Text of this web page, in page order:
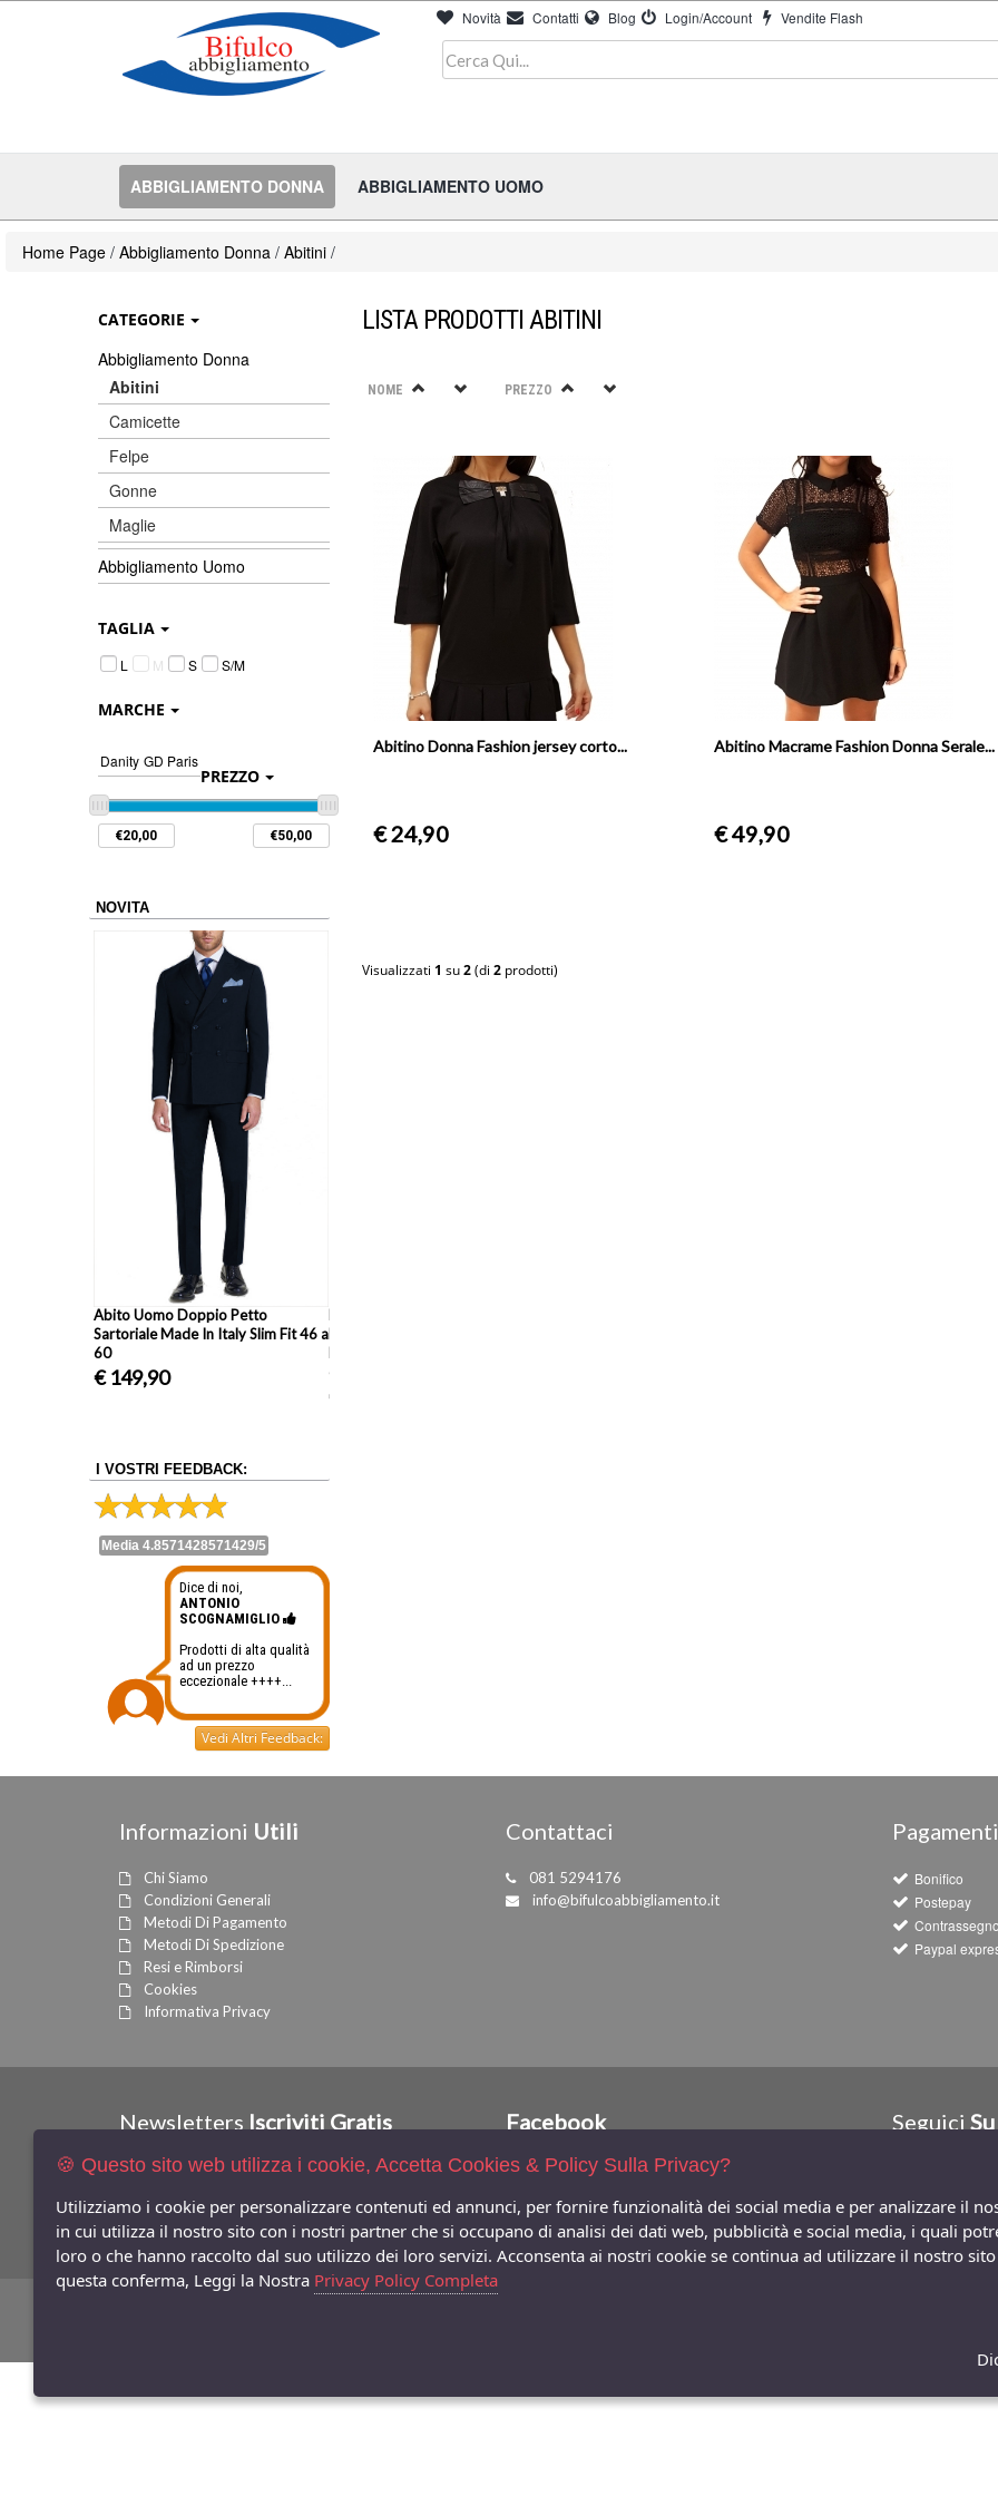
Novità Contatti Blog Login/Account Vendite Flash
ABBIGLIAMENTO DONNA ABBIGLIAMENTO UOMO
Home Page / Abbigliamento Donna / Abitini /
CATEGORIE
Abbigliamento Donna
Abitini
Camicette
Felpe
Gonne
Maglie
Abbigliamento Uomo
TAGLIA
L M S S/M
MARCHE
Danity GD Paris
PREZZO
NOVITA
Abito Uomo Doppio Petto
Sartoriale Made In Italy Slim Fit 46 a
60
€ 149,90
dalla 46 alla 62 vari colori
€ 34,99
I VOSTRI FEEDBACK:
Media 4.8571428571429/5
Dice di noi,
ANTONIO
SCOGNAMIGLIO
Prodotti di alta qualità
ad un prezzo
eccezionale ++++...
Vedi Altri Feedback:
LISTA PRODOTTI ABITINI
NOME PREZZO
Abitino Donna Fashion jersey corto...
€ 24,90
Abitino Macrame Fashion Donna Serale...
€ 49,90
Visualizzati 1 su2(di 2prodotti)
Informazioni Utili
Chi Siamo
Condizioni Generali
Metodi Di Pagamento
Metodi Di Spedizione
Resi e Rimborsi
Cookies
Informativa Privacy
Contattaci
081 5294176
info@bifulcoabbigliamento.it
Pagamenti
Bonifico
Postepay
Paypal
Newsletters Iscriviti Gratis
Indica qui la tua email per ricevere sconti e newsletter.
Consenso Privacy
Facebook Seguici Su
🍪 Questo sito web utilizza i cookie, Accetta Cookies & Policy Sulla Privacy?
Utilizziamo i cookie per personalizzare contenuti ed annunci, per fornire funzionalità dei social media e per analizzare il
in cui utilizza il nostro sito con i nostri partner che si occupano di analisi dei dati web, pubblicità e social media, i quali
loro o che hanno raccolto dal suo utilizzo dei loro servizi. Acconsenta ai nostri cookie se continua ad utilizzare il nostro
questa conferma, Leggi la Nostra Privacy Policy Completa